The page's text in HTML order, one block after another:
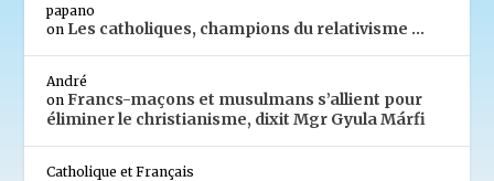
papano
on Les catholiques, champions du relativisme …
André
onFrancs-maçons et musulmans s’allient pour
éliminer le christianisme, dixit Mgr Gyula Márfi
Catholique et Français